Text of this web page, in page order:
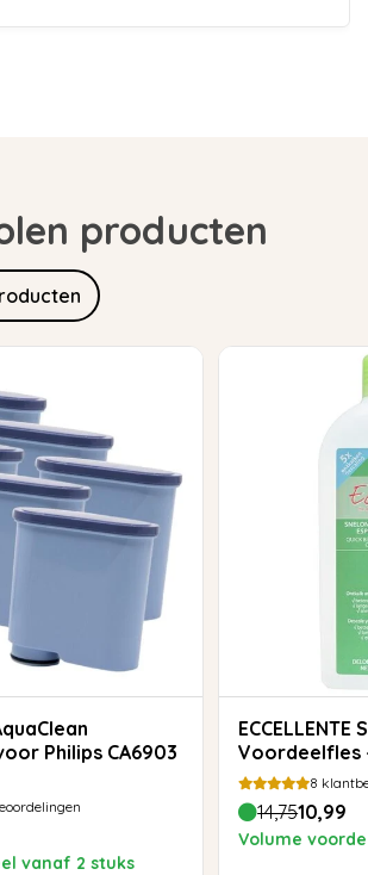
producten
Philips CA6903
vanaf 2 stuks
ECCELLENTE Snelontkalker
Voordeelfles
8
14,7510,99
Volume